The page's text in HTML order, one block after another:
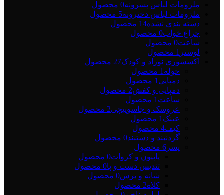
ملزومات لباس پسرونه0 محصول
ملزومات لباس دخترونه5 محصول
دسته بندی نشده14 محصول
چراغ خواب0 محصول
ساعت0 محصول
لوستر 1 محصول
اکسسوری نوزاد و کودک27 محصول
حوله 1 محصول
دمپایی 1 محصول
دمپایی و کفش2 محصول
ساعت 1 محصول
عروسک و جاسوییچی2 محصول
عینک 1 محصول
کیف4 محصول
گردنبند و دستبند0 محصول
پسر 6 محصول
پاپیون و کروات0 محصول
تندیس دست و پا0 محصول
شانه و برس0 محصول
کلاه2 محصول